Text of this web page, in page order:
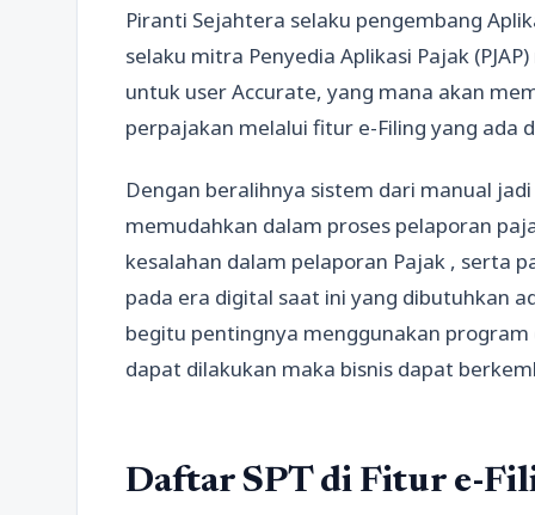
Piranti Sejahtera selaku pengembang
selaku mitra Penyedia Aplikasi Pajak
untuk user Accurate, yang mana akan
perpajakan melalui fitur e-Filing yang ada
Dengan beralihnya sistem dari manual
memudahkan dalam proses pelaporan
kesalahan dalam pelaporan Pajak , serta
pada era digital saat ini yang dibutuhkan
begitu pentingnya menggunakan program
dapat dilakukan maka bisnis dapat
Daftar SPT di Fitur e-